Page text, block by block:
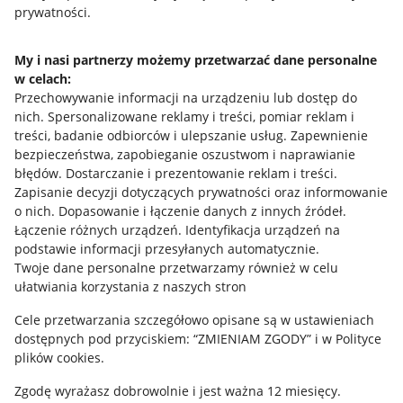
prywatności.
My i nasi partnerzy możemy przetwarzać dane personalne
w celach:
Przechowywanie informacji na urządzeniu lub dostęp do
nich. Spersonalizowane reklamy i treści, pomiar reklam i
treści, badanie odbiorców i ulepszanie usług. Zapewnienie
bezpieczeństwa, zapobieganie oszustwom i naprawianie
błędów. Dostarczanie i prezentowanie reklam i treści.
Zapisanie decyzji dotyczących prywatności oraz informowanie
o nich. Dopasowanie i łączenie danych z innych źródeł.
Łączenie różnych urządzeń. Identyfikacja urządzeń na
podstawie informacji przesyłanych automatycznie.
Twoje dane personalne przetwarzamy również w celu
ułatwiania korzystania z naszych stron
Cele przetwarzania szczegółowo opisane są w ustawieniach
dostępnych pod przyciskiem: “ZMIENIAM ZGODY” i w Polityce
plików cookies.
Zgodę wyrażasz dobrowolnie i jest ważna 12 miesięcy.
Jak to działa
Allegro Gadane dla sprzedających
Allegro Gadane dla kupujących
Mapa miejscowości
Informacje prawne
Regulamin
Polityka plików "cookies"
Ustawienia plików "cookies"
Udostępnianie lokalizacji
Informacje dla Aktu o Usługach Cyfrowych
Pobierz aplikację